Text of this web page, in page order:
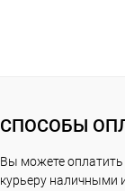
СПОСОБЫ
Вы можете оплатить
курьеру наличными